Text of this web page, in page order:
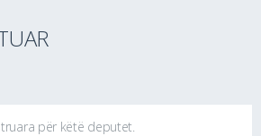
për këtë deputet.